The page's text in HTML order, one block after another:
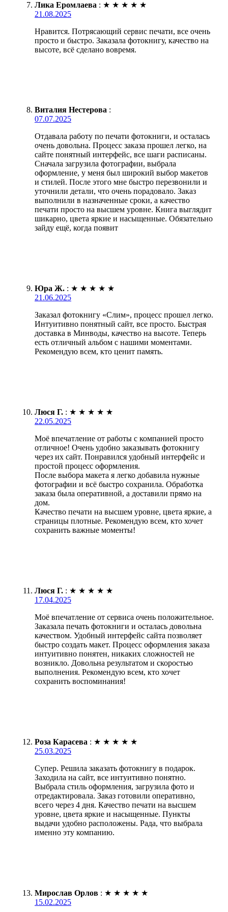
Лика Еромлаева : ★ ★ ★ ★ ★
21.08.2025
Нравится. Потрясающий сервис печати, все очень
просто и быстро. Заказала фотокнигу, качество на
высоте, всё сделано вовремя.
Виталия Нестерова :
07.07.2025
Отдавала работу по печати фотокниги, и осталась
очень довольна. Процесс заказа прошел легко, на
сайте понятный интерфейс, все шаги расписаны.
Сначала загрузила фотографии, выбрала
оформление, у меня был широкий выбор макетов
и стилей. После этого мне быстро перезвонили и
уточнили детали, что очень порадовало. Заказ
выполнили в назначенные сроки, а качество
печати просто на высшем уровне. Книга выглядит
шикарно, цвета яркие и насыщенные. Обязательно
зайду ещё, когда появит
Юра Ж. : ★ ★ ★ ★ ★
21.06.2025
Заказал фотокнигу «Слим», процесс прошел легко.
Интуитивно понятный сайт, все просто. Быстрая
доставка в Минводы, качество на высоте. Теперь
есть отличный альбом с нашими моментами.
Рекомендую всем, кто ценит память.
Люся Г. : ★ ★ ★ ★ ★
22.05.2025
Моё впечатление от работы с компанией просто
отличное! Очень удобно заказывать фотокнигу
через их сайт. Понравился удобный интерфейс и
простой процесс оформления.
После выбора макета я легко добавила нужные
фотографии и всё быстро сохранила. Обработка
заказа была оперативной, а доставили прямо на
дом.
Качество печати на высшем уровне, цвета яркие, а
страницы плотные. Рекомендую всем, кто хочет
сохранить важные моменты!
Люся Г. : ★ ★ ★ ★ ★
17.04.2025
Моё впечатление от сервиса очень положительное.
Заказала печать фотокниги и осталась довольна
качеством. Удобный интерфейс сайта позволяет
быстро создать макет. Процесс оформления заказа
интуитивно понятен, никаких сложностей не
возникло. Довольна результатом и скоростью
выполнения. Рекомендую всем, кто хочет
сохранить воспоминания!
Роза Карасева : ★ ★ ★ ★ ★
25.03.2025
Супер. Решила заказать фотокнигу в подарок.
Заходила на сайт, все интуитивно понятно.
Выбрала стиль оформления, загрузила фото и
отредактировала. Заказ готовили оперативно,
всего через 4 дня. Качество печати на высшем
уровне, цвета яркие и насыщенные. Пункты
выдачи удобно расположены. Рада, что выбрала
именно эту компанию.
Мирослав Орлов : ★ ★ ★ ★ ★
15.02.2025